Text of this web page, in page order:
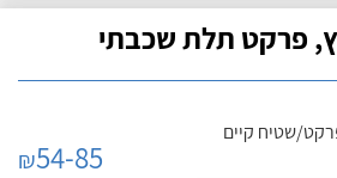
פרקט תלת שכבתי
שטיח קיים
₪54-85